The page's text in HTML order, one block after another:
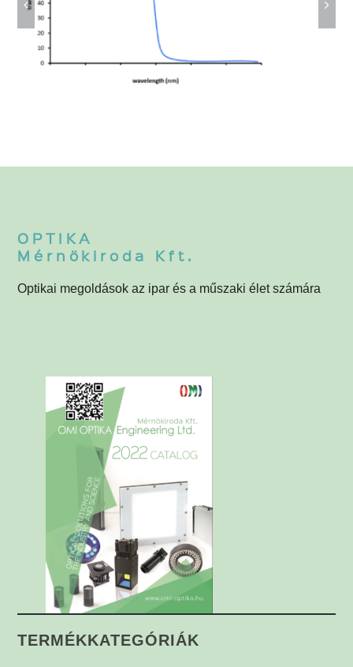
OPTIKA
Mérnökiroda Kft.
Optikai megoldások az ipar és a műszaki élet számára
TERMÉKKATEGÓRIÁK